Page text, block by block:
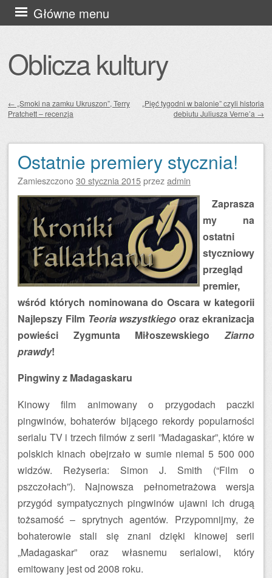
Oblicza kultury
Główne menu
Przejdź
do
Zobacz wpisy
← „Smoki na zamku Ukruszon”, Terry
Pratchett – recenzja
„Pięć tygodni w balonie” czyli historia
debiutu Juliusza Verne’a →
Ostatnie premiery stycznia!
Zamieszczono30 stycznia 2015przezadmin
Zaprasza
my na
ostatni
styczniowy
przegląd
premier,
wśród których nominowana do Oscara w kategorii
Najlepszy Film Teoria wszystkiegooraz ekranizacja
powieści Zygmunta Miłoszewskiego Ziarno
prawdy!
Pingwiny z Madagaskaru
Kinowy film animowany o przygodach paczki
pingwinów, bohaterów bijącego rekordy popularności
serialu TV i trzech filmów z serii ”Madagaskar”, które w
polskich kinach obejrzało w sumie niemal 5 500 000
widzów. Reżyseria: Simon J. Smith (“Film o
pszczołach”). Najnowsza pełnometrażowa wersja
przygód sympatycznych pingwinów ujawni ich drugą
tożsamość – sprytnych agentów. Przypomnijmy, że
bohaterowie stali się znani dzięki kinowej serii
„Madagaskar” oraz własnemu serialowi, który
emitowany jest od 2008 roku.